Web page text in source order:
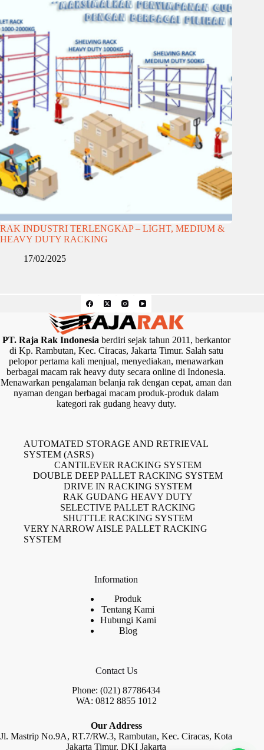
RAK INDUSTRI TERLENGKAP – LIGHT, MEDIUM &
HEAVY DUTY RACKING
17/02/2025
PT. Raja Rak Indonesiaberdiri sejak tahun 2011, berkantor
di Kp. Rambutan, Kec. Ciracas, Jakarta Timur. Salah satu
pelopor pertama kali menjual, menyediakan, menawarkan
berbagai macam rak heavy duty secara online di Indonesia.
Menawarkan pengalaman belanja rak dengan cepat, aman dan
nyaman dengan berbagai macam produk-produk dalam
kategori rak gudang heavy duty.
AUTOMATED STORAGE AND RETRIEVAL
SYSTEM (ASRS)
CANTILEVER RACKING SYSTEM
DOUBLE DEEP PALLET RACKING SYSTEM
DRIVE IN RACKING SYSTEM
RAK GUDANG HEAVY DUTY
SELECTIVE PALLET RACKING
SHUTTLE RACKING SYSTEM
VERY NARROW AISLE PALLET RACKING
SYSTEM
Information
Produk
Tentang Kami
Hubungi Kami
Blog
Contact Us
Phone: (021) 87786434
WA: 0812 8855 1012
Our Address
Jl. Mastrip No.9A, RT.7/RW.3, Rambutan, Kec. Ciracas, Kota
Jakarta Timur, DKI Jakarta